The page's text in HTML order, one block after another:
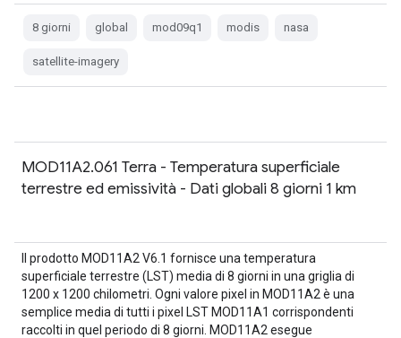
8 giorni global mod09q1 modis nasa
satellite-imagery
MOD11A2.061 Terra - Temperatura superficiale
terrestre ed emissività - Dati globali 8 giorni 1 km
Il prodotto MOD11A2 V6.1 fornisce una temperatura
superficiale terrestre (LST) media di 8 giorni in una griglia di
1200 x 1200 chilometri. Ogni valore pixel in MOD11A2 è una
semplice media di tutti i pixel LST MOD11A1 corrispondenti
raccolti in quel periodo di 8 giorni. MOD11A2 esegue